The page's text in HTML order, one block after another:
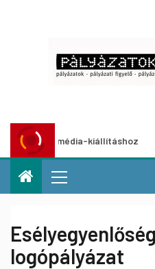
multimédia-kiállításhoz
logópályázat